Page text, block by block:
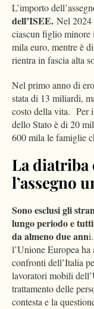
L’importo
dell’ISEE. Nel 2024
ciascun figlio
mila euro, mentre è
rientra in fascia alta
Nel primo anno di
stata di 13 miliardi,
costo della vita. Per
dello Stato è di 20
600 mila le famiglie
La diatriba
l’assegno
Sono esclusi gli
lungo periodo e
da almeno due ann
l’Unione Europea
confronti dell’Italia
lavoratori mobili
trattamento delle
contesta e la